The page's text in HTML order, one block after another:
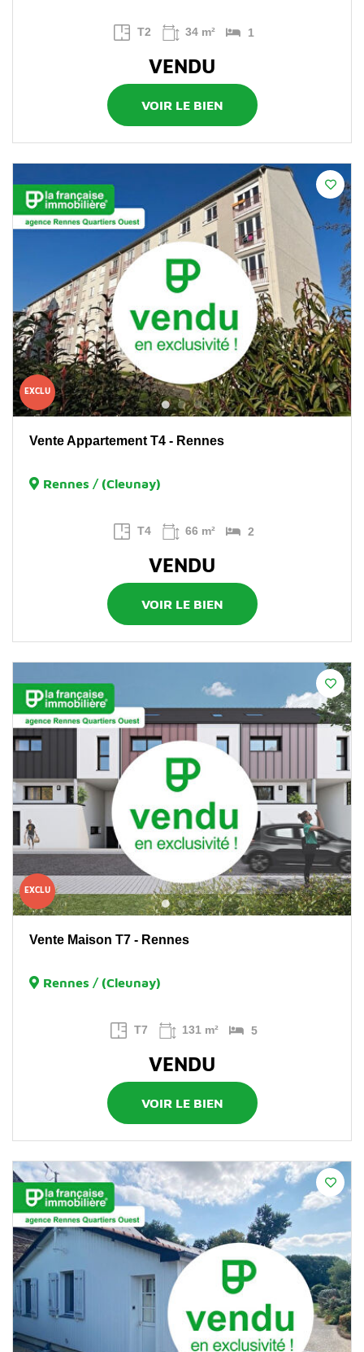
T2 34 m² 1
VENDU
VOIR LE BIEN
EXCLU
Vente Appartement T4 - Rennes
Rennes / (Cleunay)
T4 66 m² 2
VENDU
VOIR LE BIEN
EXCLU
Vente Maison T7 - Rennes
Rennes / (Cleunay)
T7 131 m² 5
VENDU
VOIR LE BIEN